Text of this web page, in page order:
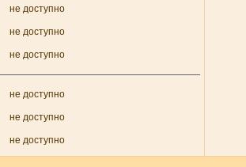
не доступно
не доступно
не доступно
не доступно
не доступно
не доступно